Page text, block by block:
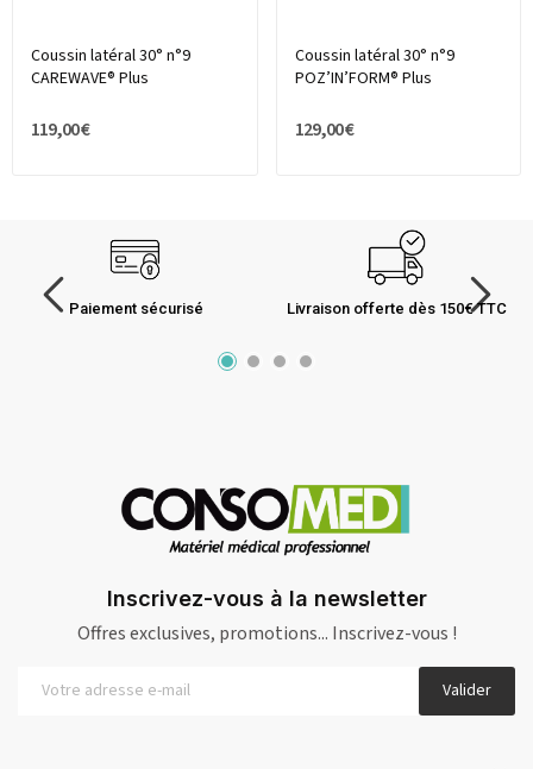
Coussin latéral 30° n°9
CAREWAVE® Plus
119,00 €
Coussin latéral 30° n°9
POZ’IN’FORM® Plus
129,00 €
Paiement sécurisé Livraison offerte dès 150€ TTC
Inscrivez-vous à la newsletter
Offres exclusives, promotions... Inscrivez-vous !
Valider